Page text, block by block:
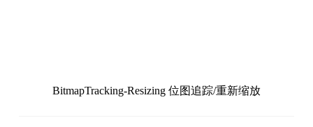
BitmapTracking-Resizing 位图追踪/重新缩放